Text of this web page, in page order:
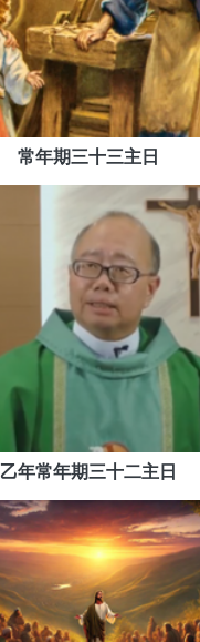
常年期三十三主日
乙年常年期三十二主日